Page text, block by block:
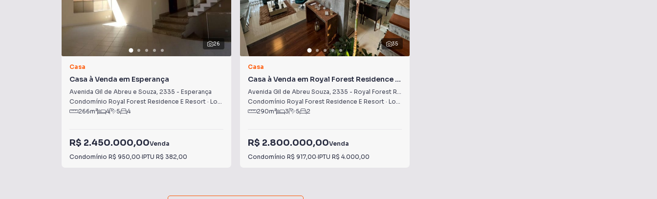
26
Casa
Casa à Venda em Esperança
Avenida Gil de Abreu e Souza, 2335 - Esperança
Condomínio Royal Forest Residence E Resort · Londrina
266m² 4 5 4
R$ 2.450.000,00Venda
Condomínio R$ 950,00·IPTU R$ 382,00
35
Casa
Casa à Venda em Royal Forest Residence e
Resort
Avenida Gil de Abreu Souza, 2335 - Royal Forest Residence e Resort
Condomínio Royal Forest Residence E Resort · Londrina
290m² 3 5 2
R$ 2.800.000,00Venda
Condomínio R$ 917,00·IPTU R$ 4.000,00